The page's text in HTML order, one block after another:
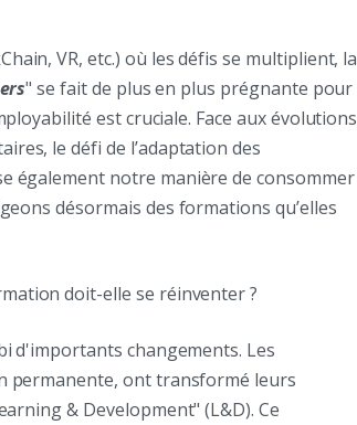
VR, etc.) où les défis se multiplient, la
" se fait de plus en plus prégnante pour
est cruciale. Face aux évolutions
le défi de l’adaptation des
également notre manière de consommer
désormais des formations qu’elles
doit-elle se réinventer ?
d'importants changements. Les
permanente, ont transformé leurs
& Development" (L&D). Ce